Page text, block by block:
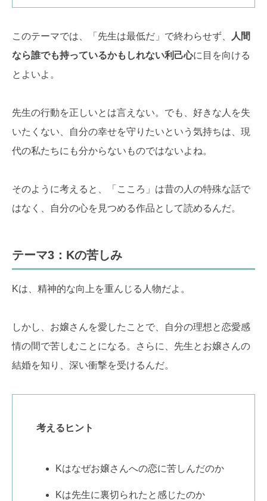
このテーマでは、「先生は最低だ」で終わらせず、
人間
なら誰でも持っているかもしれない利己心に目を向ける
とよいよ。
先生の行動を正しいとは言えない。でも、好きな人を失
いたくない、自分の幸せを守りたいという気持ちは、現
代の私たちにも分からないものではないよね。
そのように考えると、「こころ」は昔の人の特殊な話で
はなく、自分の心を見つめる作品として読めるんだ。
テーマ3：Kの苦しみ
Kは、精神的な向上を重んじる人物だよ。
しかし、お嬢さんを愛したことで、自分の理想と恋愛感
情の間で苦しむことになる。さらに、先生とお嬢さんの
結婚を知り、深い衝撃を受けるんだ。
考えるヒント
Kはなぜお嬢さんへの恋に苦しんだのか
Kは先生に裏切られたと感じたのか